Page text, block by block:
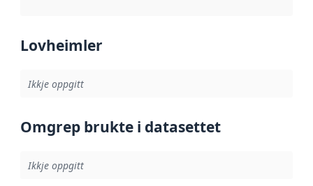
Lovheimler
Ikkje oppgitt
Omgrep brukte i datasettet
Ikkje oppgitt